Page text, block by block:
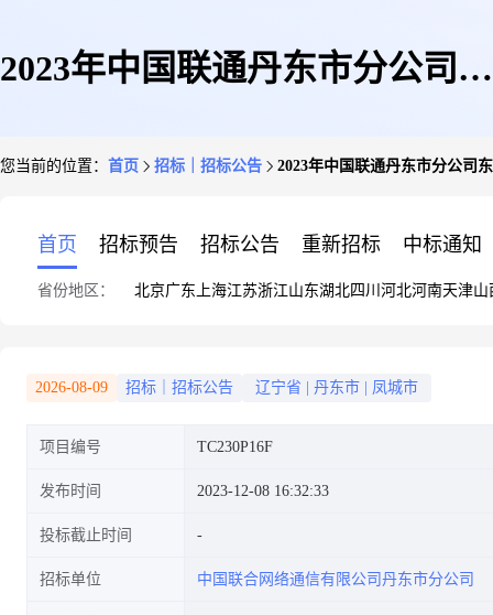
2023年中国联通丹东市分公司东
您当前的位置： 首页 招标｜招标公告 2023年中国联通丹东市分公司
首页 招标预告 招标公告 重新招标 中标通知
省份地区： 北京广东 上海江苏浙江山东湖北四川 河北河南天津山
2026-08-09 招标｜招标公告 辽宁省 丹东市 凤城市
项目编号 TC230P16F
发布时间 2023-12-08 16:32:33
投标截止时间
招标单位 中国联合网络通信有限公司丹东市分公司